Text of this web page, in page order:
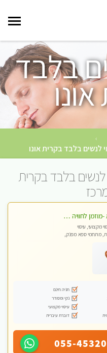
בלבד
›
לנשים בלבד בקרית אונו
לנשים בלבד בקרית
בכפר -סבא -מוזמן לחוויה בלתי נשכחת!!!עיסוי מפנק ביותר מומלץ לחלוטין!!!
מקצועי, עיסוי
מתחמי ספא מפנק,
חניה חינם
נקי ומסודר
עיסוי מקצועי
דוברת עיברית
055-